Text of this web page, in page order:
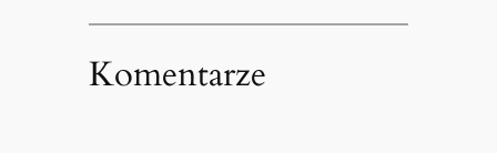
Komentarze